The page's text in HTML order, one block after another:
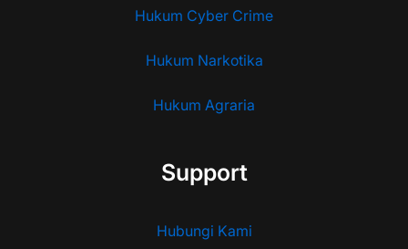
Hukum Cyber Crime
Hukum Narkotika
Hukum Agraria
Support
Hubungi Kami